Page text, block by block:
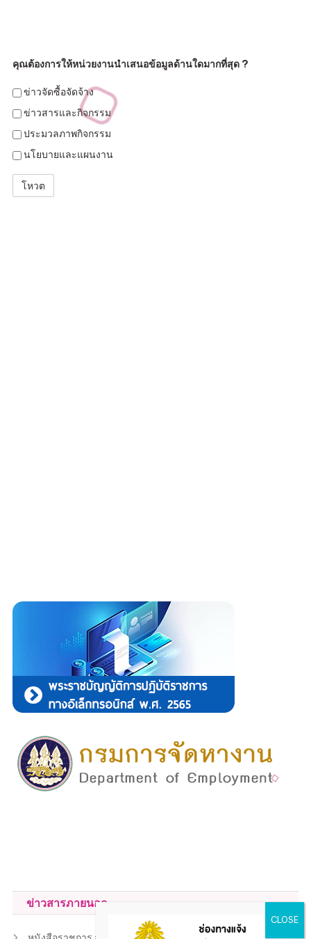
คุณต้องการให้หน่วยงานนำเสนอข้อมูลด้านใดมากที่สุด ?
ข่าวจัดซื้อจัดจ้าง
ข่าวสารและกิจกรรม
ประมวลภาพกิจกรรม
นโยบายและแผนงาน
ข่าวสารภายนอก